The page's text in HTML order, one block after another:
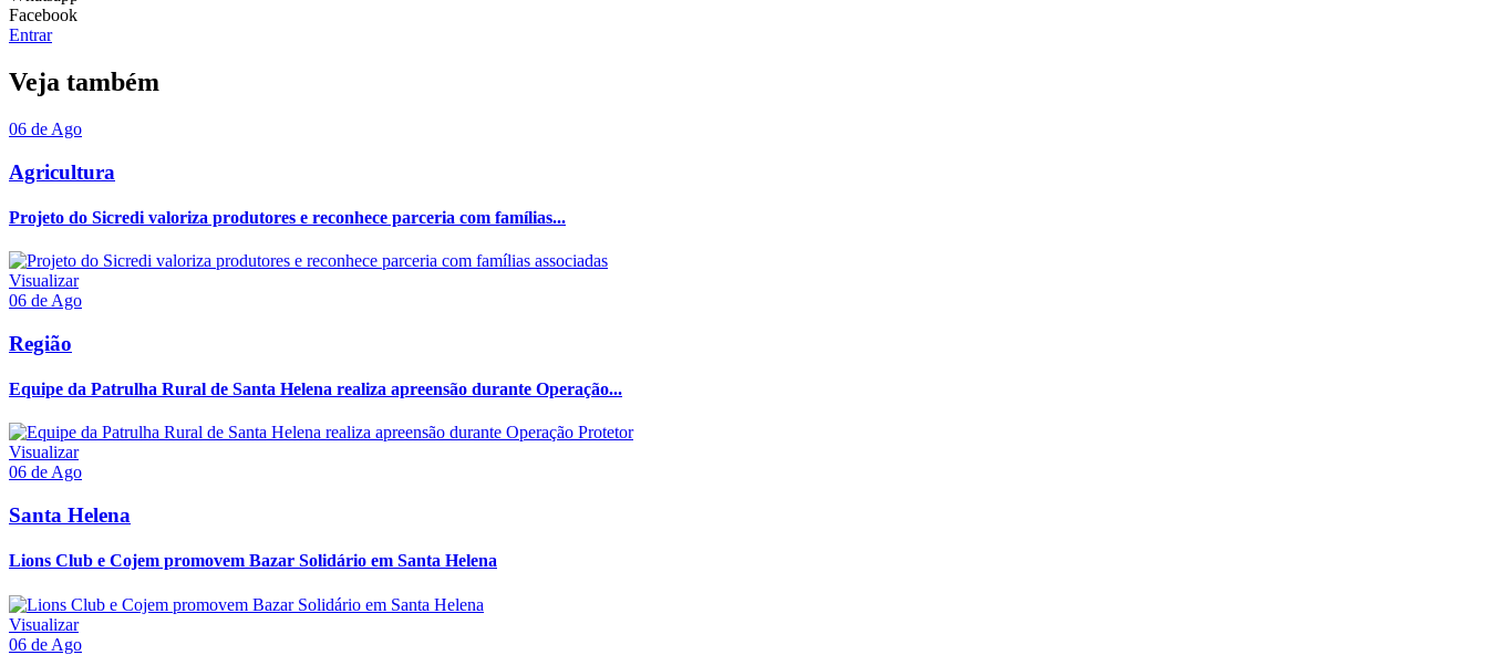
Facebook
Entrar
Veja também
06 de Ago
Agricultura
Projeto do Sicredi valoriza produtores e reconhece parceria com famílias...
Visualizar
06 de Ago
Região
Equipe da Patrulha Rural de Santa Helena realiza apreensão durante Operação...
Visualizar
06 de Ago
Santa Helena
Lions Club e Cojem promovem Bazar Solidário em Santa Helena
Visualizar
06 de Ago